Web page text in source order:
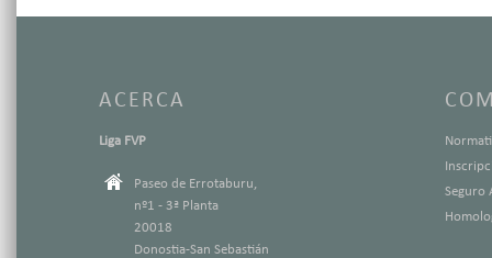
ACERCA
Liga FVP
Paseo de Errotaburu,
nº1 - 3ª Planta
20018
Donostia-San Sebastián
Seguro